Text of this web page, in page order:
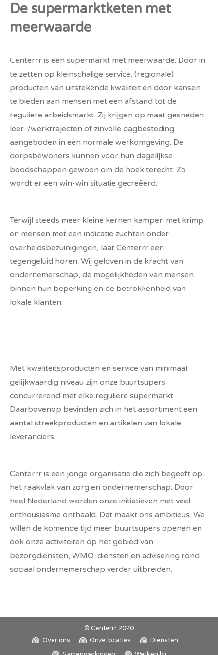
De supermarktketen met
meerwaarde
Centerrr is een supermarkt met meerwaarde. Door in
te zetten op kleinschalige service, (regionale)
producten van uitstekende kwaliteit en door kansen
te bieden aan mensen met een afstand tot de
reguliere arbeidsmarkt. Zij krijgen op maat gesneden
leer-/werktrajecten of zinvolle dagbesteding
aangeboden in een normale werkomgeving. De
dorpsbewoners kunnen voor hun dagelijkse
boodschappen gewoon om de hoek terecht. Zo
wordt er een win-win situatie gecreëerd.
Terwijl steeds meer kleine kernen kampen met krimp
en mensen met een indicatie zuchten onder
overheidsbezuinigingen, laat Centerrr een
tegengeluid horen. Wij geloven in de kracht van
ondernemerschap, de mogelijkheden van mensen
binnen hun beperking en de betrokkenheid van
lokale klanten.
Met kwaliteitsproducten en service van minimaal
gelijkwaardig niveau zijn onze buurtsupers
concurrerend met elke reguliere supermarkt.
Daarbovenop bevinden zich in het assortiment een
aantal streekproducten en artikelen van lokale
leveranciers.
Centerrr is een jonge organisatie die zich begeeft op
het raakvlak van zorg en ondernemerschap. Door
heel Nederland worden onze initiatieven met veel
enthousiasme onthaald. Dat maakt ons ambitieus. We
willen de komende tijd meer buurtsupers openen en
ook onze activiteiten op het gebied van
bezorgdiensten, WMO-diensten en advisering rond
sociaal ondernemerschap verder uitbreiden.
© Centerrr 2020
Over ons
Onze locaties
Diensten